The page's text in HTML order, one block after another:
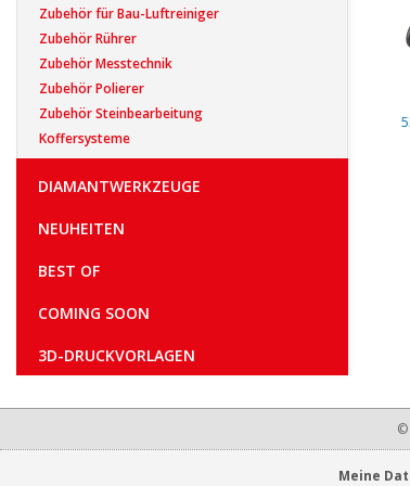
Zubehör für Bau-Luftreiniger
Zubehör Rührer
Zubehör Messtechnik
Zubehör Polierer
Zubehör Steinbearbeitung
Koffersysteme
DIAMANTWERKZEUGE
NEUHEITEN
BEST OF
COMING SOON
3D-DRUCKVORLAGEN
©
Meine